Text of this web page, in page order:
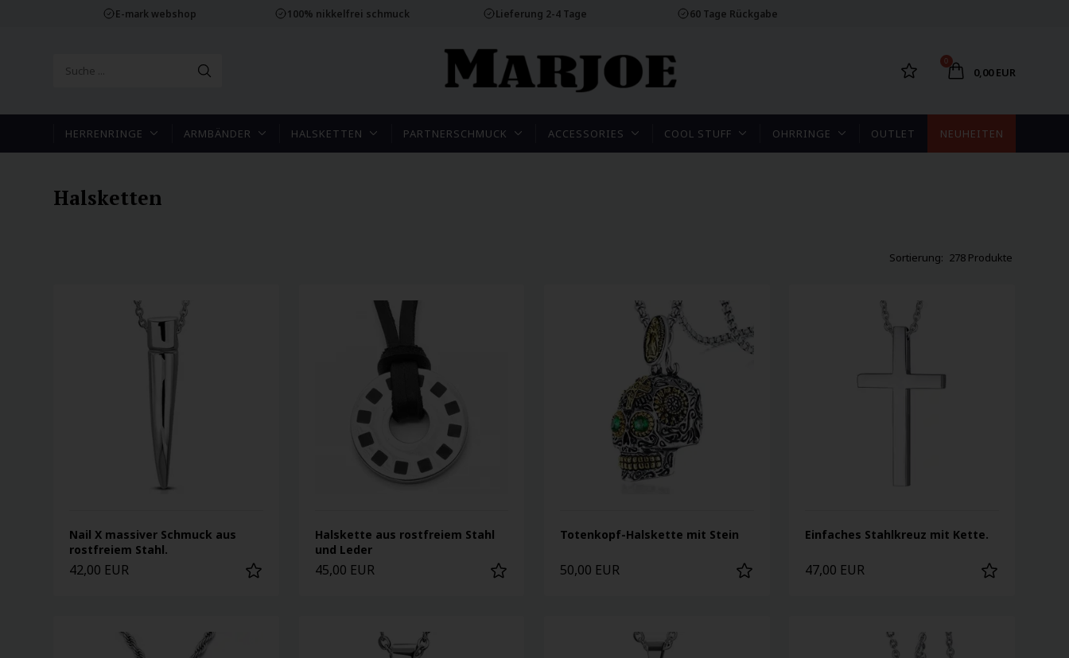
E-mark webshop 100% nikkelfrei schmuck Lieferung 2-4 Tage 60 Tage Rückgabe
0
0,00 EUR
HERRENRINGE ARMBÄNDER HALSKETTEN PARTNERSCHMUCK ACCESSORIES COOL STUFF OHRRINGE OUTLET NEUHEITEN
Halsketten
278 Produkte
Nail X massiver Schmuck aus
rostfreiem Stahl.
42,00 EUR
Halskette aus rostfreiem Stahl
und Leder
45,00 EUR
Totenkopf-Halskette mit Stein
50,00 EUR
Einfaches Stahlkreuz mit Kette.
47,00 EUR